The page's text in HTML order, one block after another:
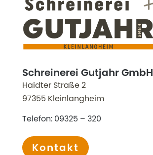
Schreinerei Gutjahr GmbH
Haidter Straße 2
97355 Kleinlangheim
Telefon: 09325 – 320
Kontakt